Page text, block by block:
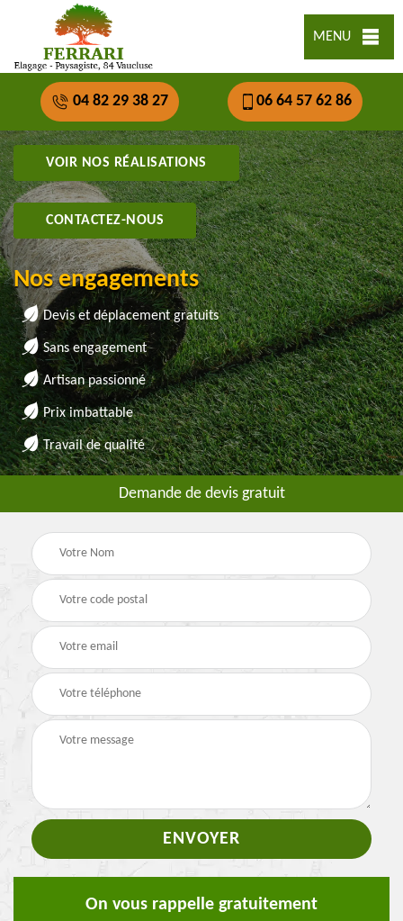
MENU
04 82 29 38 27 06 64 57 62 86
VOIR NOS RÉALISATIONS
CONTACTEZ-NOUS
Nos engagements
Devis et déplacement gratuits
Sans engagement
Artisan passionné
Prix imbattable
Travail de qualité
Demande de devis gratuit
On vous rappelle gratuitement